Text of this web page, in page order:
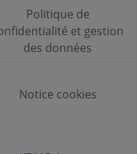
Politique de
et gestion
des données
Notice cookies